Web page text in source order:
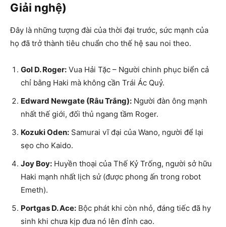
Giải nghệ)
Đây là những tượng đài của thời đại trước, sức mạnh của
họ đã trở thành tiêu chuẩn cho thế hệ sau noi theo.
Gol D. Roger: Vua Hải Tặc – Người chinh phục biển cả
chỉ bằng Haki mà không cần Trái Ác Quỷ.
Edward Newgate (Râu Trắng): Người đàn ông mạnh
nhất thế giới, đối thủ ngang tầm Roger.
Kozuki Oden: Samurai vĩ đại của Wano, người để lại
sẹo cho Kaido.
Joy Boy: Huyền thoại của Thế Kỷ Trống, người sở hữu
Haki mạnh nhất lịch sử (được phong ấn trong robot
Emeth).
Portgas D. Ace: Bộc phát khi còn nhỏ, đáng tiếc đã hy
sinh khi chưa kịp đưa nó lên đỉnh cao.